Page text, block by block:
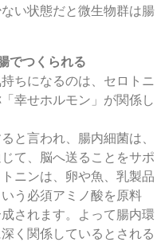
い状態だと微生物群は腸
でつくられる
ちになるのは、セロトニ
幸せホルモン」が関係し
と言われ、腸内細菌は、
て、脳へ送ることをサポ
ニンは、卵や魚、乳製品
う必須アミノ酸を原料
されます。よって腸内環
く関係しているとされる